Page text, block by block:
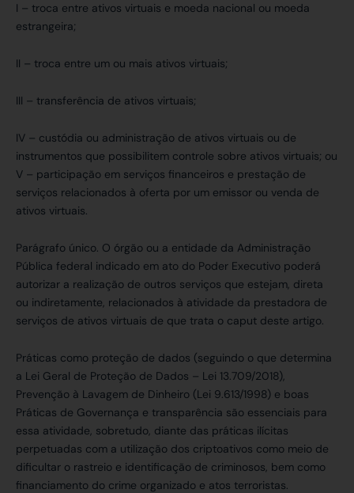
I – troca entre ativos virtuais e moeda nacional ou moeda
estrangeira;
II – troca entre um ou mais ativos virtuais;
III – transferência de ativos virtuais;
IV – custódia ou administração de ativos virtuais ou de
instrumentos que possibilitem controle sobre ativos virtuais; ou
V – participação em serviços financeiros e prestação de
serviços relacionados à oferta por um emissor ou venda de
ativos virtuais.
Parágrafo único. O órgão ou a entidade da Administração
Pública federal indicado em ato do Poder Executivo poderá
autorizar a realização de outros serviços que estejam, direta
ou indiretamente, relacionados à atividade da prestadora de
serviços de ativos virtuais de que trata o caput deste artigo.
Práticas como proteção de dados (seguindo o que determina
a Lei Geral de Proteção de Dados – Lei 13.709/2018),
Prevenção à Lavagem de Dinheiro (Lei 9.613/1998) e boas
Práticas de Governança e transparência são essenciais para
essa atividade, sobretudo, diante das práticas ilícitas
perpetuadas com a utilização dos criptoativos como meio de
dificultar o rastreio e identificação de criminosos, bem como
financiamento do crime organizado e atos terroristas.